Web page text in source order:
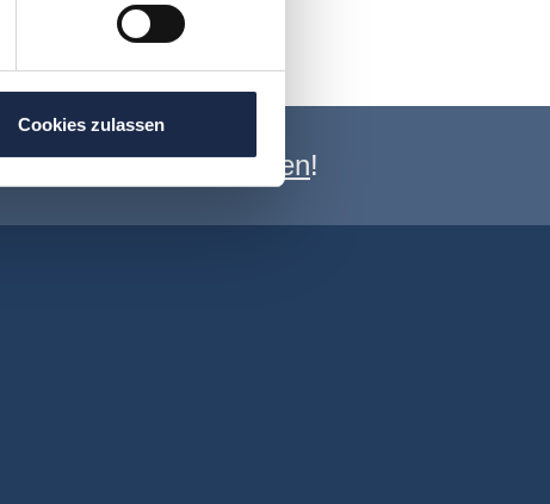
Cookies zulassen
Newsletter anmelden!